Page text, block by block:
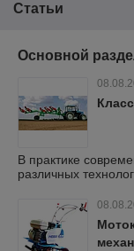
Статьи
Основной
В практике
различных